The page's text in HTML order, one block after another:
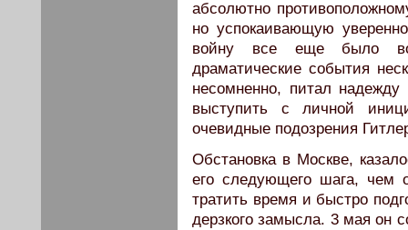
абсолютно
но успокаивающую
войну все еще было
драматические события
несомненно, питал
выступить с личной
очевидные подозрения
Обстановка в Москве,
его следующего шага, чем
тратить время и быстро
дерзкого замысла. 3 мая он